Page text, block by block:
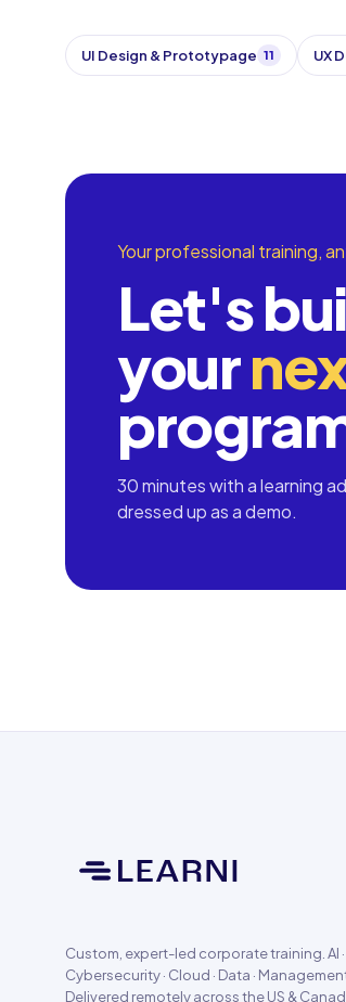
UI Design & Prototypage 11 UX
Your professional training,
Let's
your
30 minutes with a learning
dressed up as a demo.
Custom, expert-led corporate training. AI ·
Cybersecurity · Cloud · Data ·
Delivered remotely across the US &